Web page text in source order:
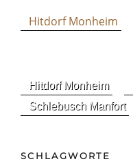
Hitdorf Monheim
Hitdorf Monheim
Schlebusch Manfort
SCHLAGWORTE